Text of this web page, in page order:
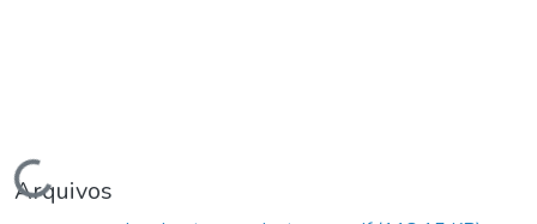
Carregando...
Arquivos